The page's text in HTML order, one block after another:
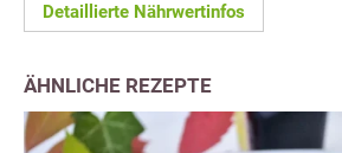
Detaillierte Nährwertinfos
ÄHNLICHE REZEPTE